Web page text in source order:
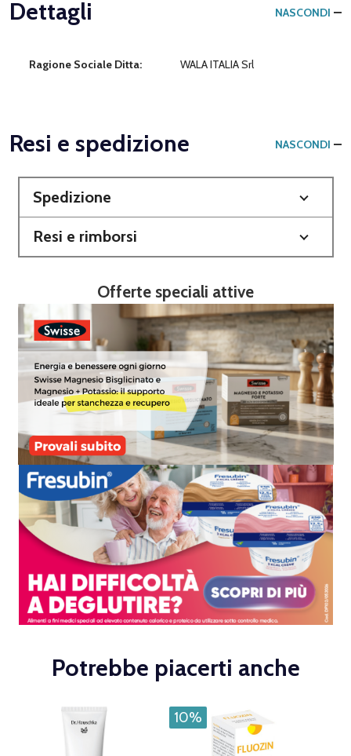
Dettagli NASCONDI
Ragione Sociale Ditta: WALA ITALIA Srl
Resi e spedizione NASCONDI
Spedizione
Resi e rimborsi
Offerte speciali attive
Potrebbe piacerti anche
10%